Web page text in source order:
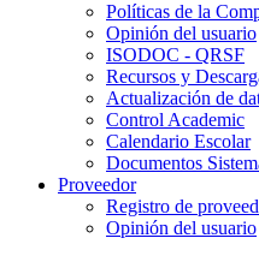
Políticas de la
Opinión del usuario
ISODOC - QRSF
Recursos y
Actualización de
Control Academic
Calendario Escolar
Documentos
Proveedor
Registro de
Opinión del usuario